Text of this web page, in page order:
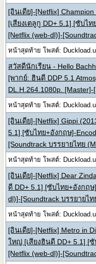
[อินเดีย]-[Netflix]
[เสียงเตลูกู DD+ 5.1] [ซับไ
[Netflix (web-dl)]-
หน้าสุดท้าย โพสต์:
สวัสดีนักเรียน - Hello
[พากย์: ฮินดี DDP 5.1
DL.H.264.1080p.
หน้าสุดท้าย โพสต์:
[อินเดีย]-[Netflix] Gippi
5.1] [ซับไทย+อังกฤษ]-
[Soundtrack บรรยายไทย
หน้าสุดท้าย โพสต์:
[อินเดีย]-[Netflix] Dear
ดี DD+ 5.1] [ซับไทย+อังกฤษ
dl)]-[Soundtrack บรรยายไท
หน้าสุดท้าย โพสต์:
[อินเดีย]-[Netflix] Metro in
ใหญ่ [เสียงฮินดี DD+ 5.1] [ซั
[Netflix (web-dl)]-